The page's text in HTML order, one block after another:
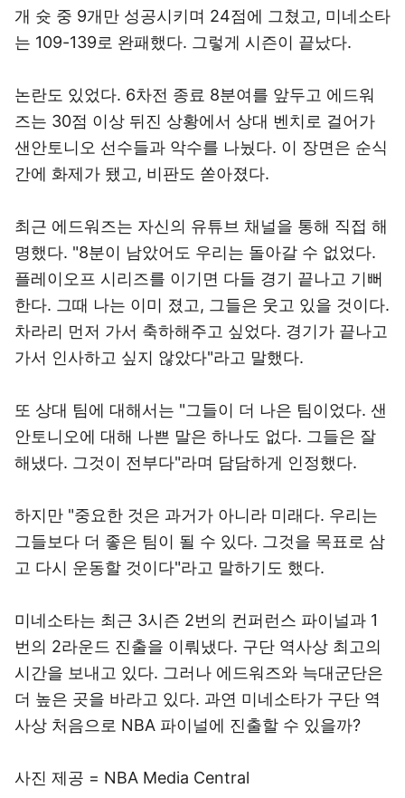
개 슛 중 9개만 성공시키며 24점에 그쳤고, 미네소타
는 109-139로 완패했다. 그렇게 시즌이 끝났다.
논란도 있었다. 6차전 종료 8분여를 앞두고 에드워
즈는 30점 이상 뒤진 상황에서 상대 벤치로 걸어가
샌안토니오 선수들과 악수를 나눴다. 이 장면은 순식
간에 화제가 됐고, 비판도 쏟아졌다.
최근 에드워즈는 자신의 유튜브 채널을 통해 직접 해
명했다. "8분이 남았어도 우리는 돌아갈 수 없었다.
플레이오프 시리즈를 이기면 다들 경기 끝나고 기뻐
한다. 그때 나는 이미 졌고, 그들은 웃고 있을 것이다.
차라리 먼저 가서 축하해주고 싶었다. 경기가 끝나고
가서 인사하고 싶지 않았다"라고 말했다.
또 상대 팀에 대해서는 "그들이 더 나은 팀이었다. 샌
안토니오에 대해 나쁜 말은 하나도 없다. 그들은 잘
해냈다. 그것이 전부다"라며 담담하게 인정했다.
하지만 "중요한 것은 과거가 아니라 미래다. 우리는
그들보다 더 좋은 팀이 될 수 있다. 그것을 목표로 삼
고 다시 운동할 것이다"라고 말하기도 했다.
미네소타는 최근 3시즌 2번의 컨퍼런스 파이널과 1
번의 2라운드 진출을 이뤄냈다. 구단 역사상 최고의
시간을 보내고 있다. 그러나 에드워즈와 늑대군단은
더 높은 곳을 바라고 있다. 과연 미네소타가 구단 역
사상 처음으로 NBA 파이널에 진출할 수 있을까?
사진 제공 = NBA Media Central